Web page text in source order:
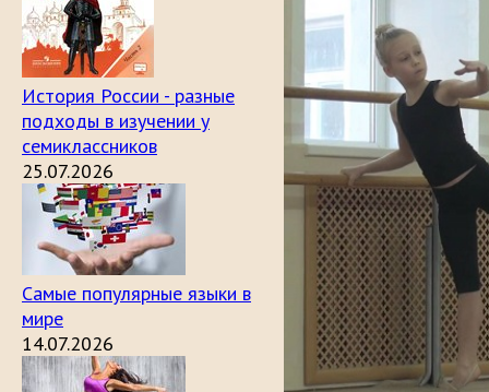
История России - разные
подходы в изучении у
семиклассников
25.07.2026
Самые популярные языки в
мире
14.07.2026